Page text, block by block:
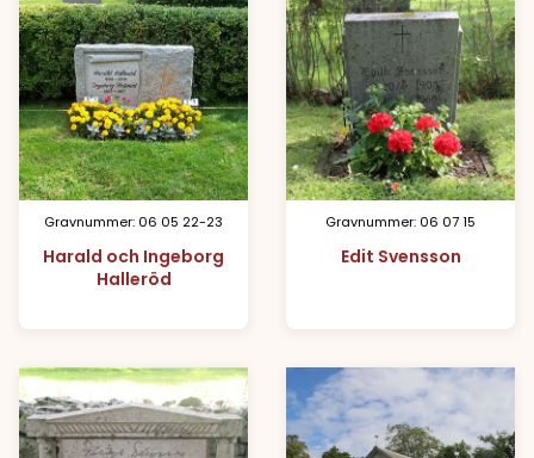
Gravnummer: 06 05 22-23
Harald och Ingeborg
Halleröd
Gravnummer: 06 07 15
Edit Svensson